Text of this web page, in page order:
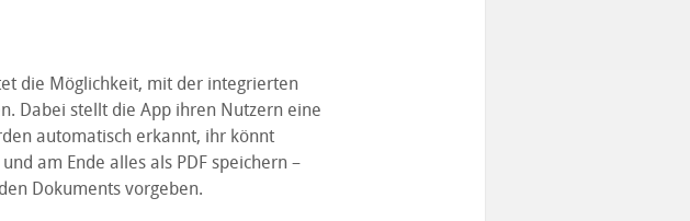
die Möglichkeit, mit der integrierten
Dabei stellt die App ihren Nutzern eine
automatisch erkannt, ihr könnt
am Ende alles als PDF speichern –
Dokuments vorgeben.